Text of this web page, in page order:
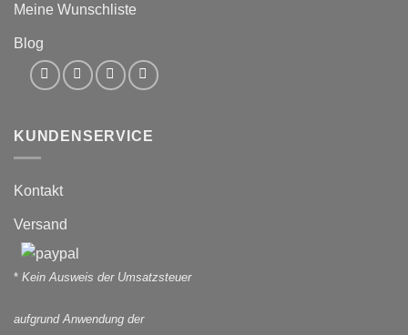
Meine Wunschliste
Blog
KUNDENSERVICE
Kontakt
Versand
* Kein Ausweis der Umsatzsteuer
aufgrund Anwendung der